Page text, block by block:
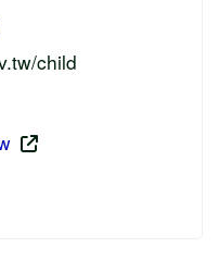
child